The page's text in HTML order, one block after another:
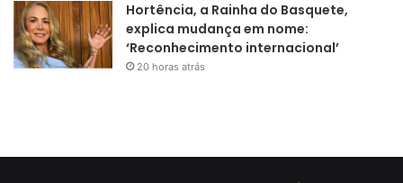
Hortência, a Rainha do Basquete,
explica mudança em nome:
‘Reconhecimento internacional’
20 horas atrás